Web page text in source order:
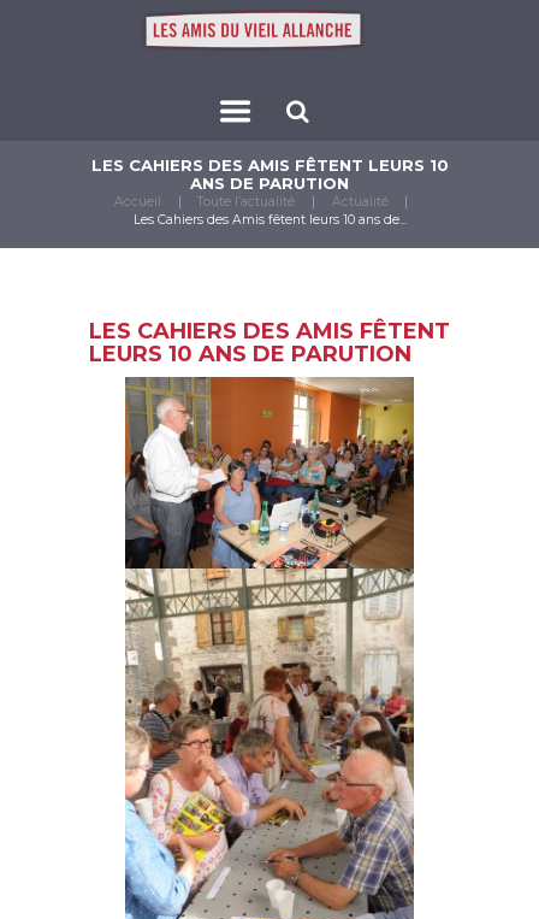
LES CAHIERS DES AMIS FÊTENT LEURS 10
ANS DE PARUTION
Accueil Toute l’actualité
Actualité
Les Cahiers des Amis fêtent leurs 10 ans de...
LES CAHIERS DES AMIS FÊTENT
LEURS 10 ANS DE PARUTION